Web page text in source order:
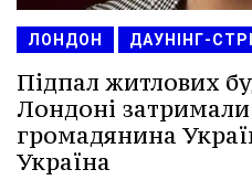
ЛОНДОН ДАУНІНГ-
Підпал житлових
Лондоні
громадянина
Україна